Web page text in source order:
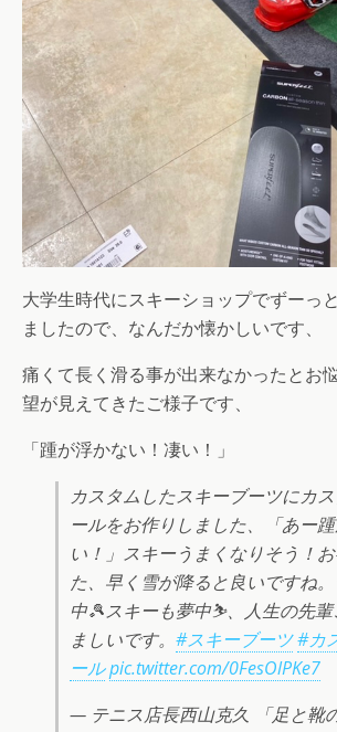
大学生時代にスキーショップでずーっ
ましたので、なんだか懐かしいです、
痛くて長く滑る事が出来なかったとお
望が見えてきたご様子です、
「踵が浮かない！凄い！」
カスタムしたスキーブーツにカ
ールをお作りしました、「あー
い！」スキーうまくなりそう！
た、早く雪が降ると良いですね
中🎾スキーも夢中⛷、人生の先
ましいです。 #スキーブーツ#カ
ールpic.twitter.com/0FesOlPKe7
— テニス店長西山克久 「足と靴